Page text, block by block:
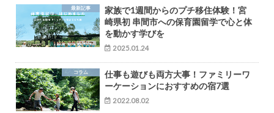
最新記事
家族で1週間からのプチ移住体験！宮
崎県初 串間市への保育園留学で心と体
を動かす学びを
2025.01.24
コラム
仕事も遊びも両方大事！ファミリーワ
ーケーションにおすすめの宿7選
2022.08.02